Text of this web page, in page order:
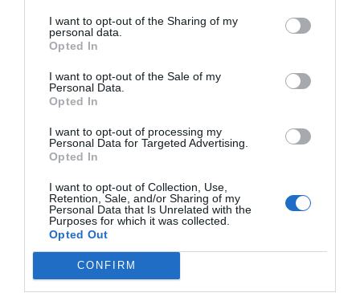
I want to opt-out of the Sharing of my
personal data.
Opted In
I want to opt-out of the Sale of my
Personal Data.
Opted In
I want to opt-out of processing my
Personal Data for Targeted Advertising.
Opted In
I want to opt-out of Collection, Use,
Retention, Sale, and/or Sharing of my
Personal Data that Is Unrelated with the
Purposes for which it was collected.
Opted Out
CONFIRM
Gelaterii, warto spróbować ich specjałów, takich jak
pistacja czy śmietanka z owocami sezonowymi.
2. La Carraia
La Carraia to inna znakomita gelateria, znana z
konsystencji. Po długim dniu zwiedzania, znajdziesz
tu idealne miejsce do odpoczynku, próbując lodów
w oryginalnych smakach, np. czarnej słodkiej oliwy
czy wanilii z Madagaskaru.
Ostatnie Porady o Noclegach i
Bezpieczeństwie
Podczas wizyty w Florencji warto zarezerwować